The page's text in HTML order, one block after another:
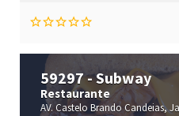
59297 - Subway
Restaurante
AV. Castelo Brando Candeias,